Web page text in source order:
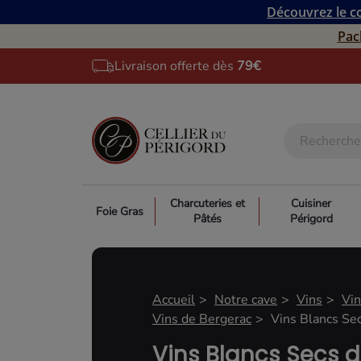
Découvrez le
Livraison offerte dès 79€
Foie Gras
Charcuteries et
Pâtés
Cuisiner
Périgord
Accueil Notre cave Vins
Vins de Bergerac
Vins Blancs